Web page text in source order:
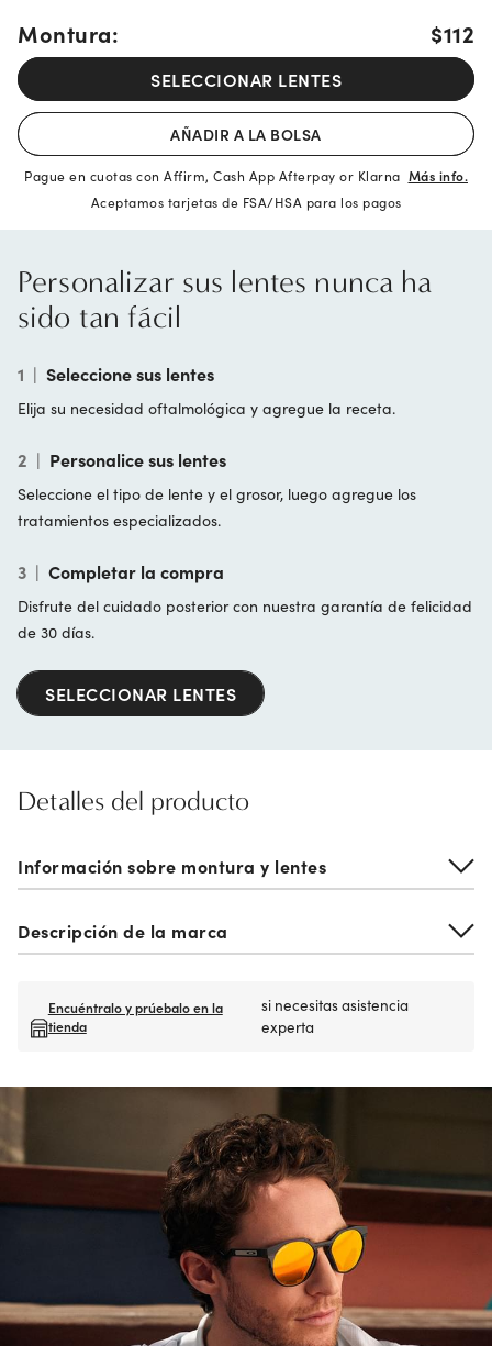
Montura: $112
SELECCIONAR LENTES
AÑADIR A LA BOLSA
Pague en cuotas con Affirm, Cash App Afterpay or Klarna Más info.
Aceptamos tarjetas de FSA/HSA para los pagos
Personalizar sus lentes nunca ha
sido tan fácil
1 | Seleccione sus lentes
Elija su necesidad oftalmológica y agregue la receta.
2 | Personalice sus lentes
Seleccione el tipo de lente y el grosor, luego agregue los
tratamientos especializados.
3 | Completar la compra
Disfrute del cuidado posterior con nuestra garantía de felicidad
de 30 días.
SELECCIONAR LENTES
Detalles del producto
Información sobre montura y lentes
Descripción de la marca
Encuéntralo y prúebalo en la
tienda
si necesitas asistencia
experta